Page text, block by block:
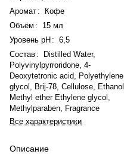
Аромат :
Кофе
Объём :
15 мл
Уровень pH : 6,5
Состав :
Distilled Water,
Polyvinylpyrroridone, 4-
Deoxytetronic acid, Polyethylene
glycol, Brij-78, Cellulose, Ethanol,
Methyl ether Ethylene glycol,
Methylparaben, Fragrance
Все характеристики
Описание